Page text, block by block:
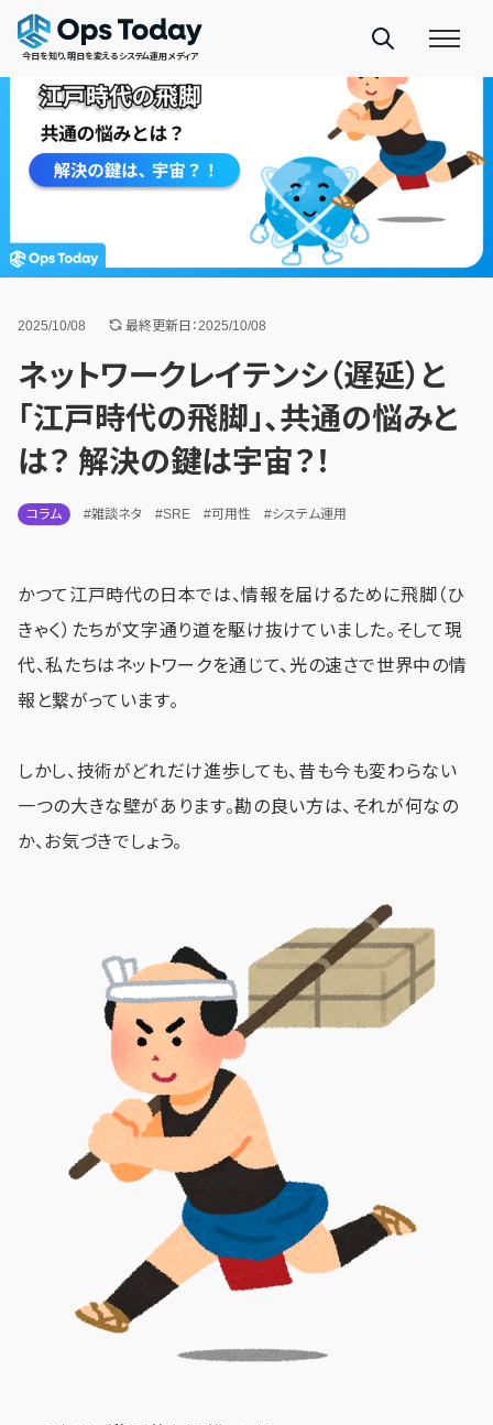
今日を知り、明日を変えるシステム運用メディア
2025/10/08 最終更新日：2025/10/08
ネットワークレイテンシ（遅延）と
「江戸時代の飛脚」、共通の悩みと
は？ 解決の鍵は宇宙？！
コラム #雑談ネタ #SRE #可用性 #システム運用
かつて江戸時代の日本では、情報を届けるために飛脚（ひ
きゃく）たちが文字通り道を駆け抜けていました。そして現
代、私たちはネットワークを通じて、光の速さで世界中の情
報と繋がっています。
しかし、技術がどれだけ進歩しても、昔も今も変わらない
一つの大きな壁があります。勘の良い方は、それが何なの
か、お気づきでしょう。